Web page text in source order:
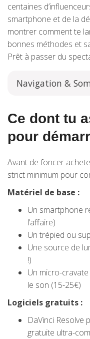
centaines
smartphone et de la
montrer comment te
bonnes méthodes et
Prêt à passer du
Navigation &
Ce dont tu
pour
Avant de foncer
strict minimum pour
Matériel de base :
Un smartphone
l’affaire)
Un trépied ou
Une source de
!)
Un micro-
le son (15-25€)
Logiciels gratuits :
DaVinci Resolve
gratuite ultra-